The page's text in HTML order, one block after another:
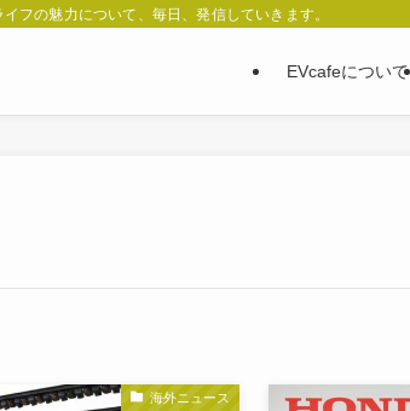
フの魅力について、毎日、発信していきます。
EVcafeについて
海外ニュース